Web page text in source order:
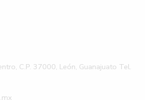
C.P. 37000, León, Guanajuato Tel.